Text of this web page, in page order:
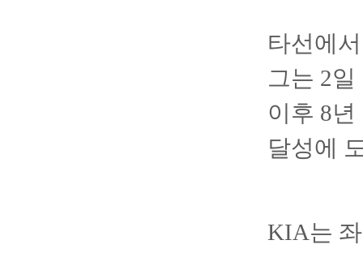
타선에
그는 2일
이후 8년
달성에
KIA는